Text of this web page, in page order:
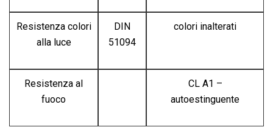
Resistenza colori
alla luce
DIN
51094
colori inalterati
Resistenza al
fuoco
CL A1 –
autoestinguente